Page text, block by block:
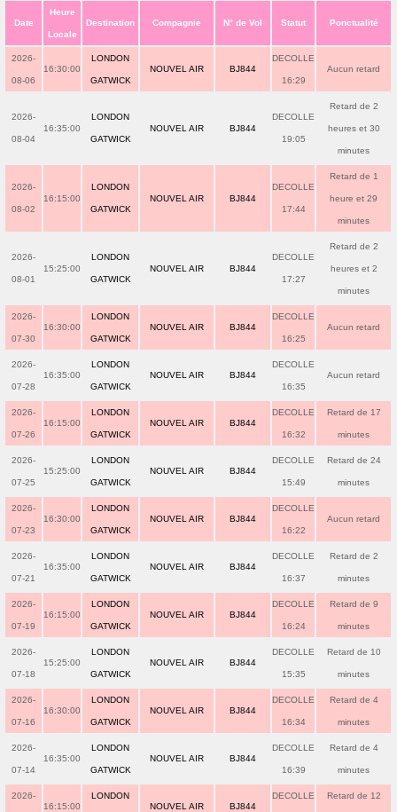
Date
Heure
Locale
Destination Compagnie N° de Vol Statut Ponctualité
2026-
08-06
16:30:00
LONDON
GATWICK
NOUVEL AIR BJ844
DECOLLE
16:29
Aucun retard
2026-
08-04
16:35:00
LONDON
GATWICK
NOUVEL AIR BJ844
DECOLLE
19:05
Retard de 2
heures et 30
minutes
2026-
08-02
16:15:00
LONDON
GATWICK
NOUVEL AIR BJ844
DECOLLE
17:44
Retard de 1
heure et 29
minutes
2026-
08-01
15:25:00
LONDON
GATWICK
NOUVEL AIR BJ844
DECOLLE
17:27
Retard de 2
heures et 2
minutes
2026-
07-30
16:30:00
LONDON
GATWICK
NOUVEL AIR BJ844
DECOLLE
16:25
Aucun retard
2026-
07-28
16:35:00
LONDON
GATWICK
NOUVEL AIR BJ844
DECOLLE
16:35
Aucun retard
2026-
07-26
16:15:00
LONDON
GATWICK
NOUVEL AIR BJ844
DECOLLE
16:32
Retard de 17
minutes
2026-
07-25
15:25:00
LONDON
GATWICK
NOUVEL AIR BJ844
DECOLLE
15:49
Retard de 24
minutes
2026-
07-23
16:30:00
LONDON
GATWICK
NOUVEL AIR BJ844
DECOLLE
16:22
Aucun retard
2026-
07-21
16:35:00
LONDON
GATWICK
NOUVEL AIR BJ844
DECOLLE
16:37
Retard de 2
minutes
2026-
07-19
16:15:00
LONDON
GATWICK
NOUVEL AIR BJ844
DECOLLE
16:24
Retard de 9
minutes
2026-
07-18
15:25:00
LONDON
GATWICK
NOUVEL AIR BJ844
DECOLLE
15:35
Retard de 10
minutes
2026-
07-16
16:30:00
LONDON
GATWICK
NOUVEL AIR BJ844
DECOLLE
16:34
Retard de 4
minutes
2026-
07-14
16:35:00
LONDON
GATWICK
NOUVEL AIR BJ844
DECOLLE
16:39
Retard de 4
minutes
2026-
16:15:00
LONDON
NOUVEL AIR BJ844
DECOLLE Retard de 12